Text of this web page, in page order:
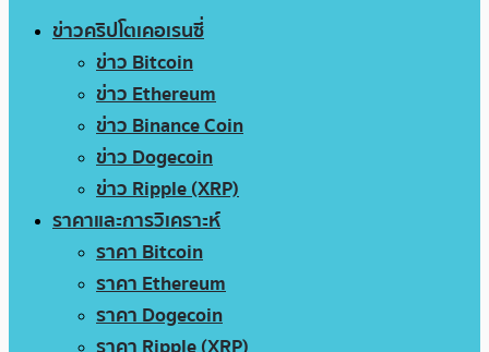
ข่าวคริปโตเคอเรนซี่
ข่าว Bitcoin
ข่าว Ethereum
ข่าว Binance Coin
ข่าว Dogecoin
ข่าว Ripple (XRP)
ราคาและการวิเคราะห์
ราคา Bitcoin
ราคา Ethereum
ราคา Dogecoin